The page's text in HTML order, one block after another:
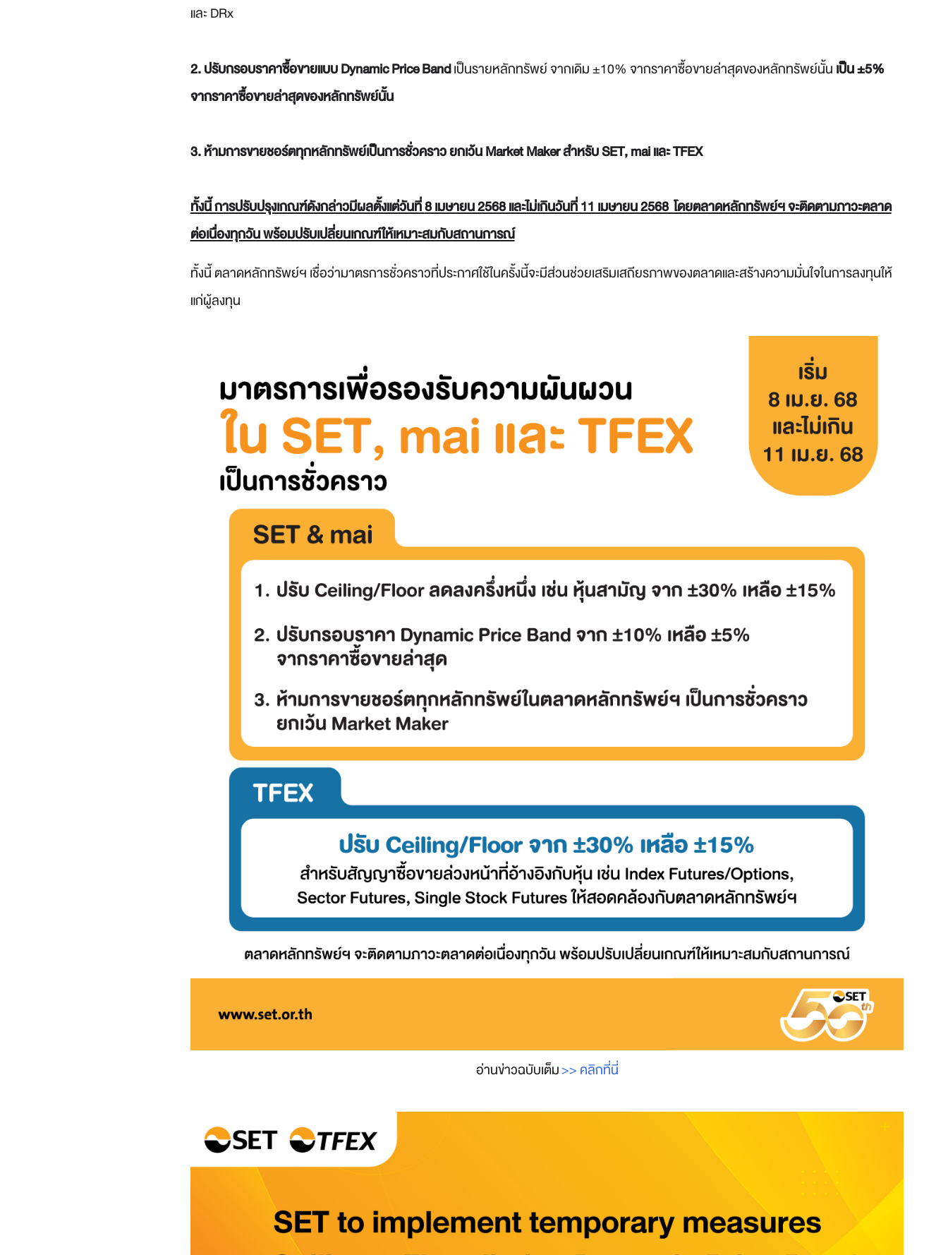
และ DRx
2. ปรับกรอบราคาซื้อขายแบบ Dynamic Price Bandเป็นรายหลักทรัพย์ จากเดิม ±10% จากราคาซื้อขายล่าสุดของหลักทรัพย์นั้นเป็น ±5%
จากราคาซื้อขายล่าสุดของหลักทรัพย์นั้น
3. ห้ามการขายชอร์ตทุกหลักทรัพย์เป็นการชั่วคราว ยกเว้นMarket Maker สำหรับ SET, mai และ TFEX
ทั้งนี้ การปรับปรุงเกณฑ์ดังกล่าวมีผลตั้งแต่วันที่8 เมษายน 2568 และไม่เกินวันที่ 11 เมษายน 2568 โดยตลาดหลักทรัพย์ฯ จะติดตามภาวะตลาด
ต่อเนื่องทุกวัน พร้อมปรับเปลี่ยนเกณฑ์ให้เหมาะสมกับสถานการณ์
ทั้งนี้ ตลาดหลักทรัพย์ฯ เชื่อว่ามาตรการชั่วคราวที่ประกาศใช้ในครั้งนี้จะมีส่วนช่วยเสริมเสถียรภาพของตลาดและสร้างความมั่นใจในการลงทุนให้
แก่ผู้ลงทุน
อ่านข่าวฉบับเต็ม>> คลิกที่นี่